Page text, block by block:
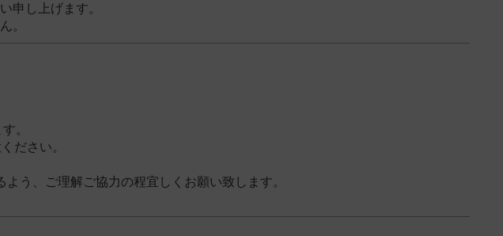
申し上げます。
。
。
ださい。
う、ご理解ご協力の程宜しくお願い致します。